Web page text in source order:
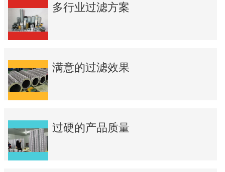
多行业过滤方案
满意的过滤效果
过硬的产品质量